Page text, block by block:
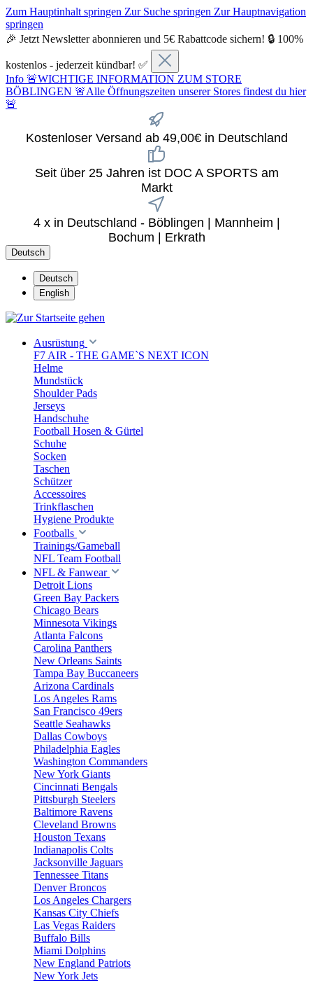
Zum Hauptinhalt springen Zur Suche springen Zur Hauptnavigation
springen
🎉 Jetzt Newsletter abonnieren und 5€ Rabattcode sichern! 🔒 100%
kostenlos - jederzeit kündbar! ✅
Info 🚨WICHTIGE INFORMATION ZUM STORE
BÖBLINGEN 🚨Alle Öffnungszeiten unserer Stores findest du hier
🚨
Kostenloser Versand ab 49,00€ in Deutschland
Seit über 25 Jahren ist DOC A SPORTS am
Markt
4 x in Deutschland - Böblingen | Mannheim |
Bochum | Erkrath
Deutsch
Deutsch
English
Ausrüstung
F7 AIR - THE GAME`S NEXT ICON
Helme
Mundstück
Shoulder Pads
Jerseys
Handschuhe
Football Hosen & Gürtel
Schuhe
Socken
Taschen
Schützer
Accessoires
Trinkflaschen
Hygiene Produkte
Footballs
Trainings/Gameball
NFL Team Football
NFL & Fanwear
Detroit Lions
Green Bay Packers
Chicago Bears
Minnesota Vikings
Atlanta Falcons
Carolina Panthers
New Orleans Saints
Tampa Bay Buccaneers
Arizona Cardinals
Los Angeles Rams
San Francisco 49ers
Seattle Seahawks
Dallas Cowboys
Philadelphia Eagles
Washington Commanders
New York Giants
Cincinnati Bengals
Pittsburgh Steelers
Baltimore Ravens
Cleveland Browns
Houston Texans
Indianapolis Colts
Jacksonville Jaguars
Tennessee Titans
Denver Broncos
Los Angeles Chargers
Kansas City Chiefs
Las Vegas Raiders
Buffalo Bills
Miami Dolphins
New England Patriots
New York Jets